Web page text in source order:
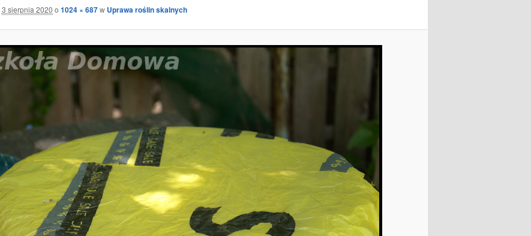
3 sierpnia 2020 o 1024 × 687w Uprawa roślin skalnych